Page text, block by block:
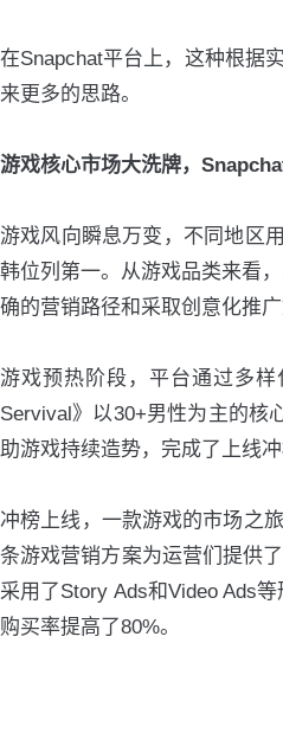
在Snapchat平台上，这种根据
来更多的思路。
游戏核心市场大洗牌，
游戏风向瞬息万变，不同地区
韩位列第一。从游戏品类来看
确的营销路径和采取创意化推
游戏预热阶段，平台通过多
Servival》以30+男性为主的核
助游戏持续造势，完成了上线冲
冲榜上线，一款游戏的市场之
条游戏营销方案为运营们提供
采用了Story Ads和Video Ads
购买率提高了80%。